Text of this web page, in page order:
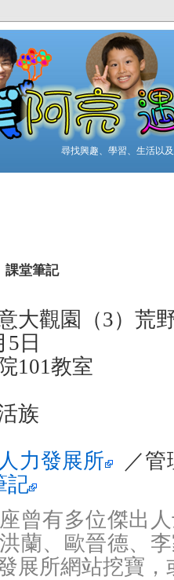
尋找興趣、學習、生活以
課堂筆記
大觀園（3）
5日
101教室
族
力發展所 ／管
記
座曾有多位傑出
蘭、歐晉德、
展所網站挖寶，